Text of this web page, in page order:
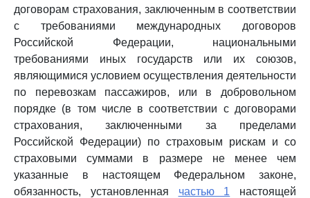
договорам страхования, заключенным в соответствии
с требованиями международных договоров
Российской Федерации, национальными
требованиями иных государств или их союзов,
являющимися условием осуществления деятельности
по перевозкам пассажиров, или в добровольном
порядке (в том числе в соответствии с договорами
страхования, заключенными за пределами
Российской Федерации) по страховым рискам и со
страховыми суммами в размере не менее чем
указанные в настоящем Федеральном законе,
обязанность, установленная частью 1 настоящей